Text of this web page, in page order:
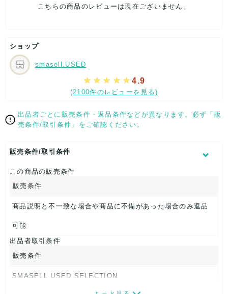
身幅：約64cm
やや傷や汚れあり
こちらはUSED品になりますので、使用に伴い、
部分的に少々ダメージはございますが、
全体的には、まだまだご活躍頂けるお品になります。
ダメージはできる限り、撮影しておりますので、ご確認下さい
[状態追記]部分的にシミ有り。
肩幅：約55cm
身幅：約64cm
【 商品札 】
こちらの商品のレビューは現在ございません。
ショップ
smasell.USED
4.9
(2100件のレビューを見る)
出品者ごとに販売条件・返品条件などが異なります。必ず「販
売条件/取引条件」をご確認ください。
販売条件/取引条件
この商品の販売条件
販売条件
商品説明と不一致な場合や商品に不備があった場合のみ返品
可能
出品者取引条件
販売条件
SMASELL USED SELECTION